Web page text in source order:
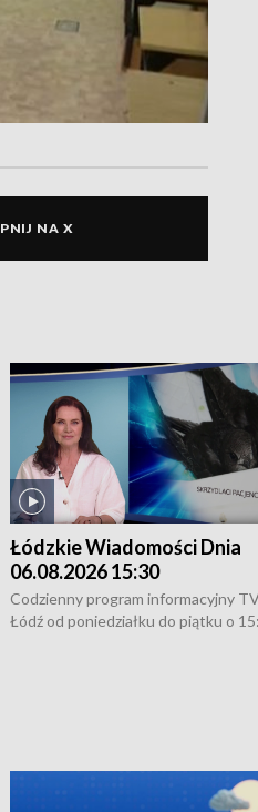
NA X
Łódzkie Wiadomości Dnia
06.08.2026 15:30
Codzienny program informacyjny
Łódź od poniedziałku do piątku o